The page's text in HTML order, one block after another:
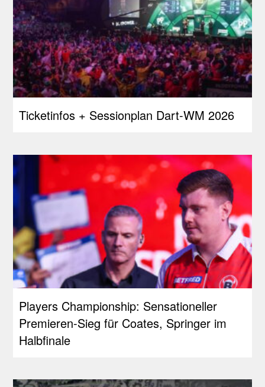
Ticketinfos + Sessionplan Dart-WM 2026
Players Championship: Sensationeller
Premieren-Sieg für Coates, Springer im
Halbfinale